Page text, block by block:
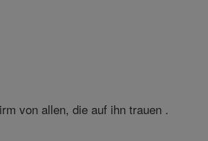
von allen, die auf ihn trauen .